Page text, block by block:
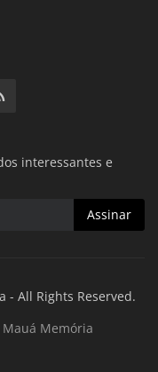
interessantes e
Assinar
- All Rights Reserved.
Mauá Memória